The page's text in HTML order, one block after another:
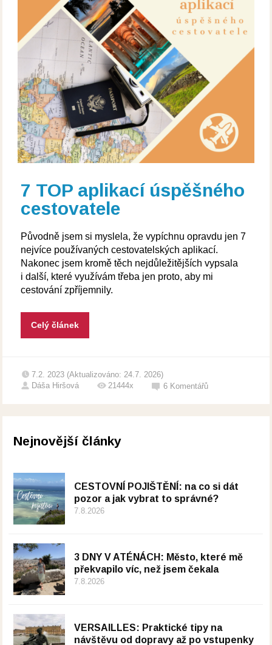
7 TOP aplikací úspěšného
cestovatele
Původně jsem si myslela, že vypíchnu opravdu jen 7
nejvíce používaných cestovatelských aplikací.
Nakonec jsem kromě těch nejdůležitějších vypsala
i další, které využívám třeba jen proto, aby mi
cestování zpříjemnily.
Celý článek
7.2. 2023 (Aktualizováno: 24.7. 2026)
Dáša Hiršová
21444x 6 Komentářů
Nejnovější články
CESTOVNÍ POJIŠTĚNÍ: na co si dát
pozor a jak vybrat to správné?
7.8.2026
3 DNY V ATÉNÁCH: Město, které mě
překvapilo víc, než jsem čekala
7.8.2026
VERSAILLES: Praktické tipy na
návštěvu od dopravy až po vstupenky